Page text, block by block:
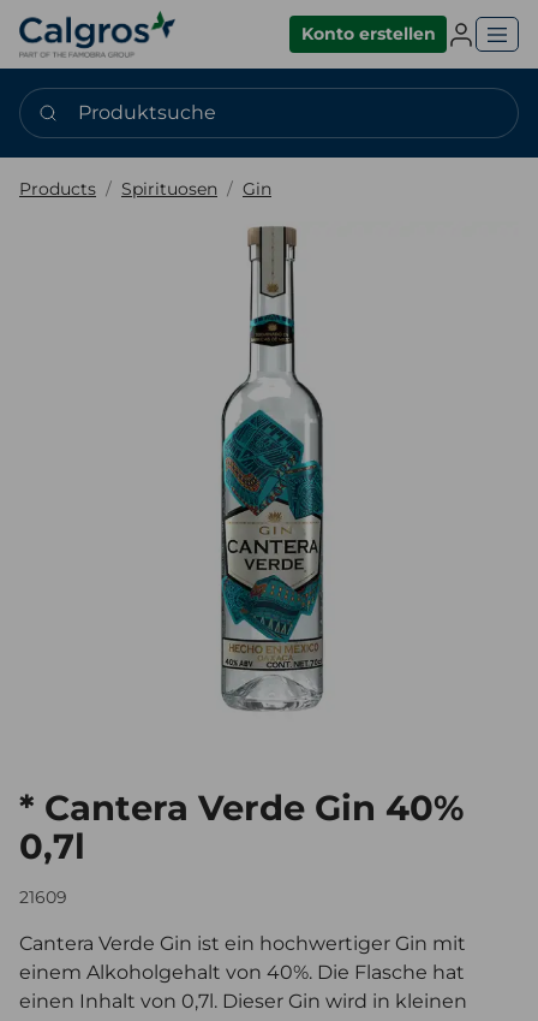
Konto erstellen
Produktsuche
Products Spirituosen Gin
* Cantera Verde Gin 40%
0,7l
21609
Cantera Verde Gin ist ein hochwertiger Gin mit
einem Alkoholgehalt von 40%. Die Flasche hat
einen Inhalt von 0,7l. Dieser Gin wird in kleinen